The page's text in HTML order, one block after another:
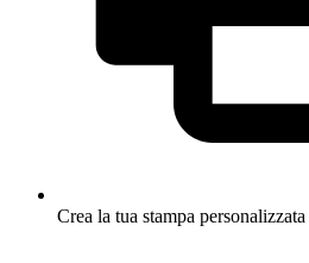
Crea la tua stampa